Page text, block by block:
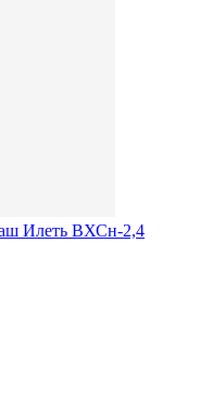
Илеть ВХСн-2,4